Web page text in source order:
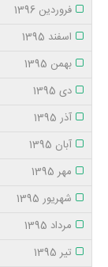
فروردین 1396
اسفند 1395
بهمن 1395
دی 1395
آذر 1395
آبان 1395
مهر 1395
شهریور 1395
مرداد 1395
تیر 1395